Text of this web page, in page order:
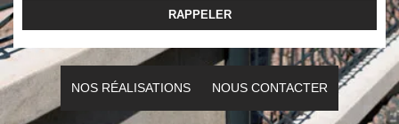
NOS RÉALISATIONS NOUS CONTACTER